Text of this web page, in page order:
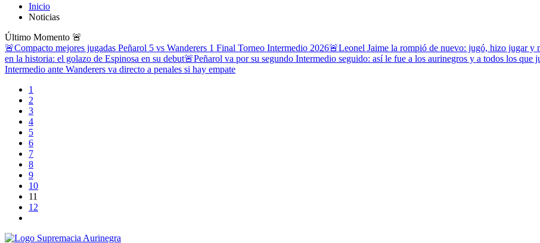
Inicio
Noticias
Último Momento 🚨
🚨Compacto mejores jugadas Peñarol 5 vs Wanderers 1 Final Torneo Intermedio 2026🚨Leonel Jaime la rompió de nuevo: jugó, hizo jugar y
en la historia: el golazo de Espinosa en su debut🚨Peñarol va por su segundo Intermedio seguido: así le fue a los aurinegros y a todos los que
Intermedio ante Wanderers va directo a penales si hay empate
1
2
3
4
5
6
7
8
9
10
11
12